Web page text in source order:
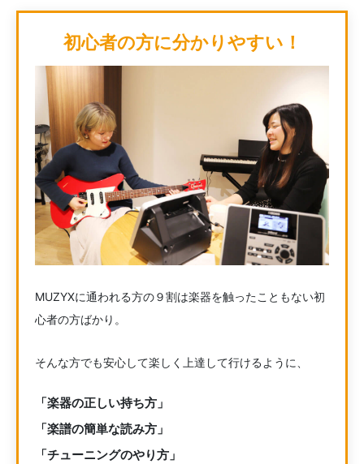
初心者の方に分かりやすい！
MUZYXに通われる方の９割は楽器を触ったこともない初
心者の方ばかり。
そんな方でも安心して楽しく上達して行けるように、
「楽器の正しい持ち方」
「楽譜の簡単な読み方」
「チューニングのやり方」